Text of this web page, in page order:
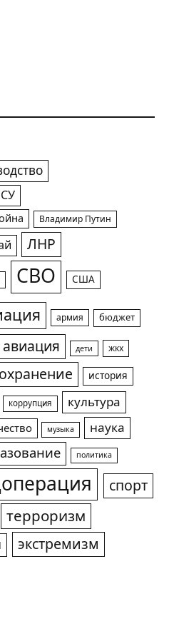
Владимир Путин
ЛНР
СВО США
армия бюджет
авиация дети жкх
история
коррупция
культура
музыка
наука
политика
спорт
терроризм
экстремизм